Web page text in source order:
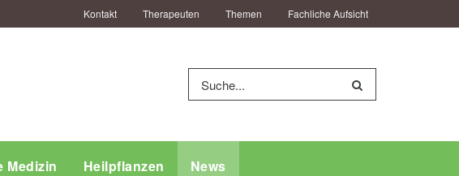
Kontakt Therapeuten Themen Fachliche Aufsicht
Medizin Heilpflanzen News